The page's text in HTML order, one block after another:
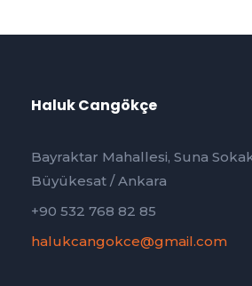
Haluk Cangökçe
Bayraktar Mahallesi, Suna
Büyükesat / Ankara
+90 532 768 82 85
halukcangokce@gmail.com